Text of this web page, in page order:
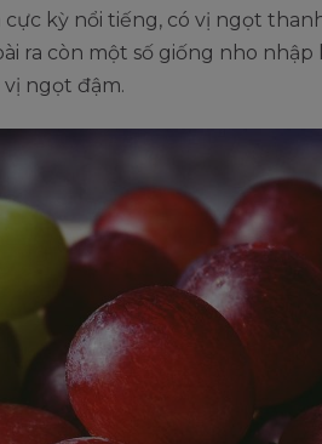
kỳ nổi tiếng, có vị ngọt
ra còn một số giống nho nhập
ngọt đậm.